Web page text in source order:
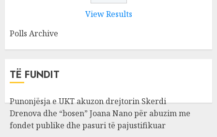
View Results
Polls Archive
TË FUNDIT
Punonjësja e UKT akuzon drejtorin Skerdi
Drenova dhe “bosen” Joana Nano për abuzim me
fondet publike dhe pasuri të pajustifikuar